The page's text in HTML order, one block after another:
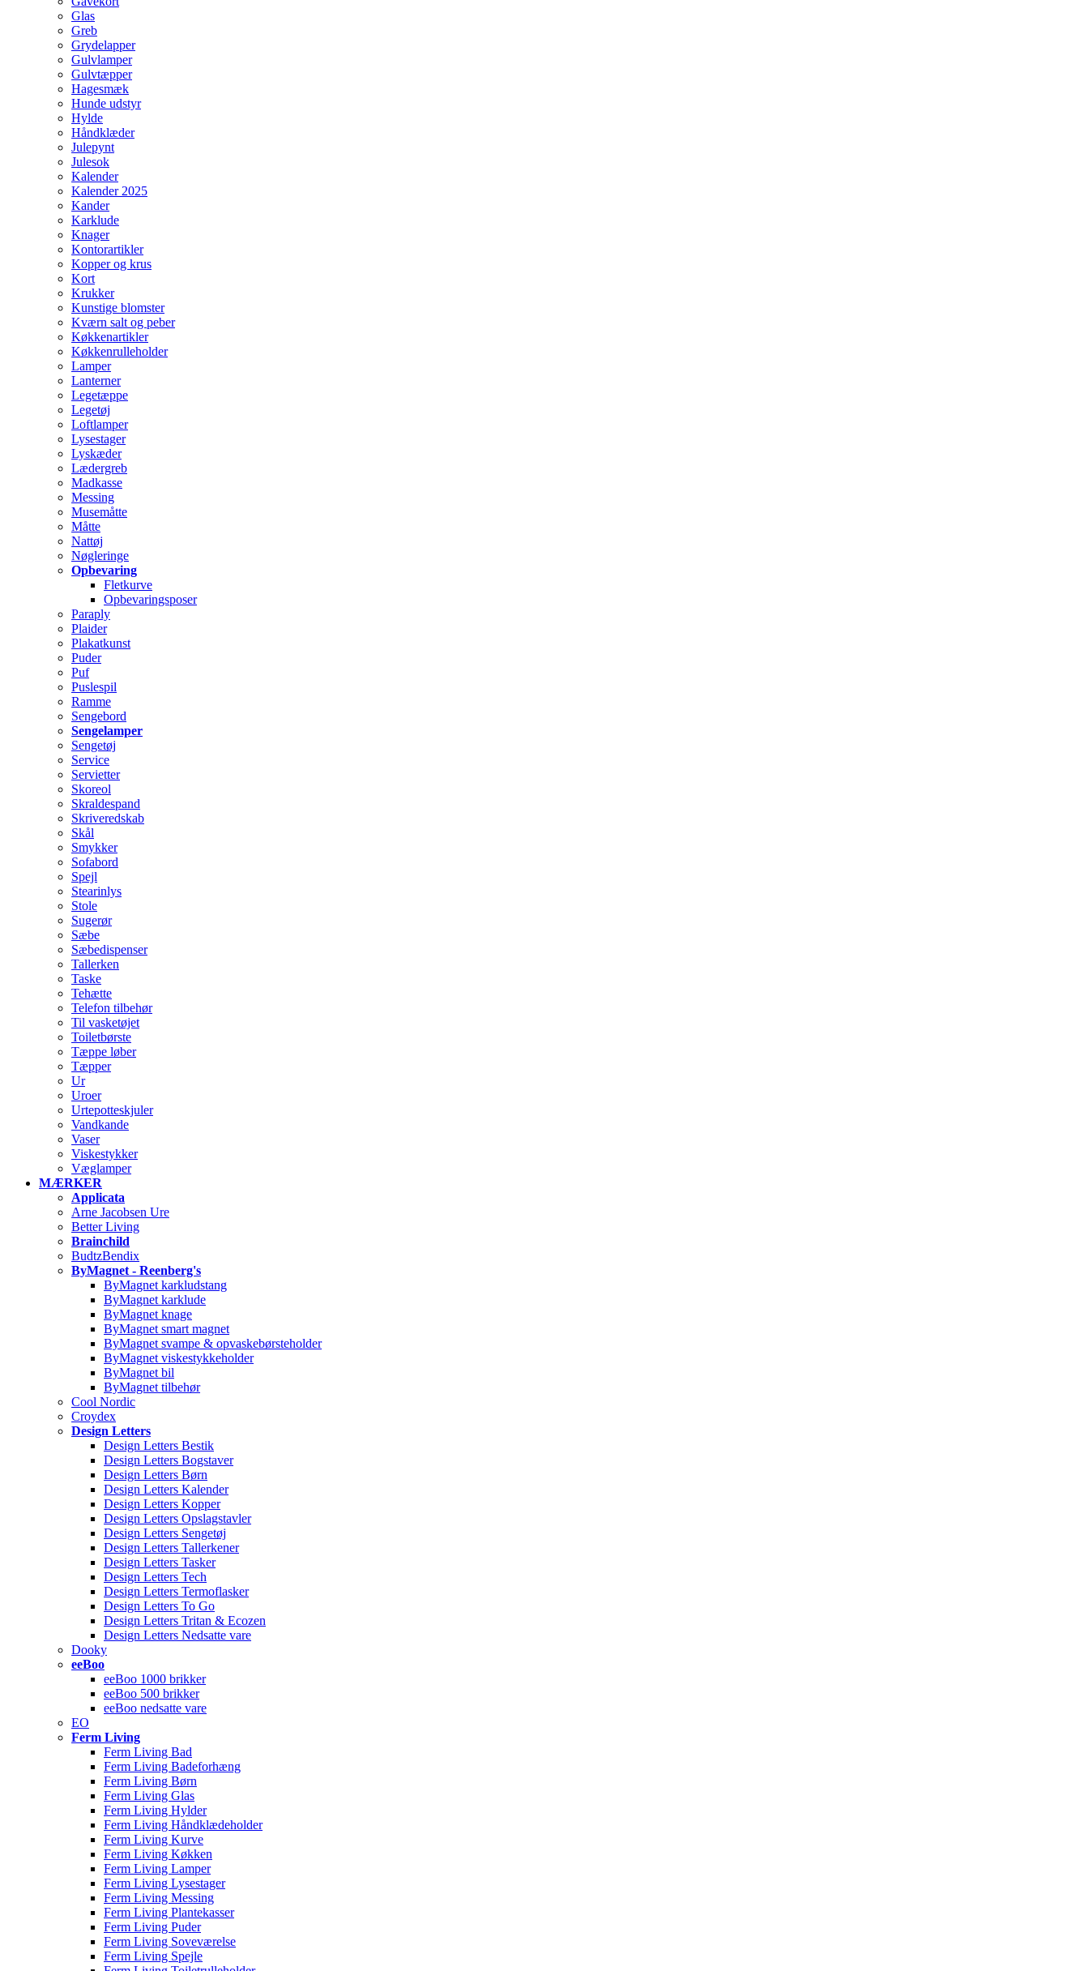
Glas
Greb
Grydelapper
Gulvlamper
Gulvtæpper
Hagesmæk
Hunde udstyr
Hylde
Håndklæder
Julepynt
Julesok
Kalender
Kalender 2025
Kander
Karklude
Knager
Kontorartikler
Kopper og krus
Kort
Krukker
Kunstige blomster
Kværn salt og peber
Køkkenartikler
Køkkenrulleholder
Lamper
Lanterner
Legetæppe
Legetøj
Loftlamper
Lysestager
Lyskæder
Lædergreb
Madkasse
Messing
Musemåtte
Måtte
Nattøj
Nøgleringe
Opbevaring
Fletkurve
Opbevaringsposer
Paraply
Plaider
Plakatkunst
Puder
Puf
Puslespil
Ramme
Sengebord
Sengelamper
Sengetøj
Service
Servietter
Skoreol
Skraldespand
Skriveredskab
Skål
Smykker
Sofabord
Spejl
Stearinlys
Stole
Sugerør
Sæbe
Sæbedispenser
Tallerken
Taske
Tehætte
Telefon tilbehør
Til vasketøjet
Toiletbørste
Tæppe løber
Tæpper
Ur
Uroer
Urtepotteskjuler
Vandkande
Vaser
Viskestykker
Væglamper
MÆRKER
Applicata
Arne Jacobsen Ure
Better Living
Brainchild
BudtzBendix
ByMagnet - Reenberg's
ByMagnet karkludstang
ByMagnet karklude
ByMagnet knage
ByMagnet smart magnet
ByMagnet svampe & opvaskebørsteholder
ByMagnet viskestykkeholder
ByMagnet bil
ByMagnet tilbehør
Cool Nordic
Croydex
Design Letters
Design Letters Bestik
Design Letters Bogstaver
Design Letters Børn
Design Letters Kalender
Design Letters Kopper
Design Letters Opslagstavler
Design Letters Sengetøj
Design Letters Tallerkener
Design Letters Tasker
Design Letters Tech
Design Letters Termoflasker
Design Letters To Go
Design Letters Tritan & Ecozen
Design Letters Nedsatte vare
Dooky
eeBoo
eeBoo 1000 brikker
eeBoo 500 brikker
eeBoo nedsatte vare
EO
Ferm Living
Ferm Living Bad
Ferm Living Badeforhæng
Ferm Living Børn
Ferm Living Glas
Ferm Living Hylder
Ferm Living Håndklædeholder
Ferm Living Kurve
Ferm Living Køkken
Ferm Living Lamper
Ferm Living Lysestager
Ferm Living Messing
Ferm Living Plantekasser
Ferm Living Puder
Ferm Living Soveværelse
Ferm Living Spejle